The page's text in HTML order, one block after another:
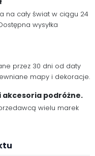
na cały świat w ciągu 24
wysyłka
przez 30 dni od daty
mapy i dekoracje.
podróżne.
wielu marek